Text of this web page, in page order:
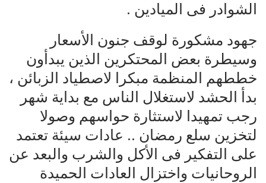
الشوادر فى الميادين .
جهود مشكورة لوقف جنون الأسعار
وسيطرة بعض المحتكرين الذين يبدأون
خططهم المنظمة مبكرا لاصطياد الزبائن ،
بدأ الحشد لاستغلال الناس مع بداية شهر
رجب تمهيدا لاستثارة حواسهم وصولا
لتخزين سلع رمضان .. عادات سيئة تعتمد
على التفكير فى الأكل والشرب والبعد عن
الروحانيات واختزال العادات الحميدة